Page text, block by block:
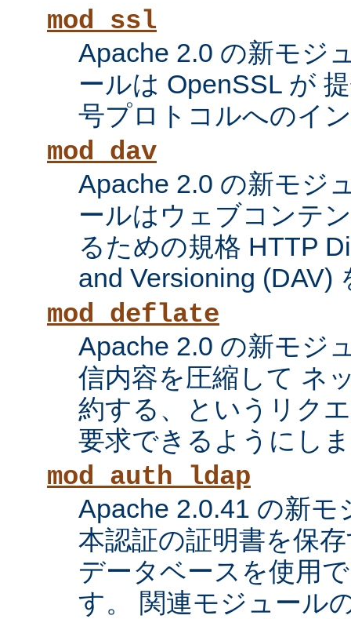
mod_ssl
Apache 2.0 の新モジ
ールは OpenSSL が
号プロトコルへのイ
mod_dav
Apache 2.0 の新モジ
ールはウェブコンテ
るための規格 HTTP
and Versioning (DAV)
mod_deflate
Apache 2.0 の新モジ
信内容を圧縮して ネ
約する、というリク
要求できるようにし
mod_auth_ldap
Apache 2.0.41 の新モ
本認証の証明書を保
データベースを使用
す。 関連モジュール